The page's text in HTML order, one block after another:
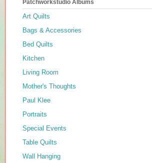
Patchworkstudio Albums
Art Quilts
Bags & Accessories
Bed Quilts
Kitchen
Living Room
Mother's Thoughts
Paul Klee
Portraits
Special Events
Table Quilts
Wall Hanging